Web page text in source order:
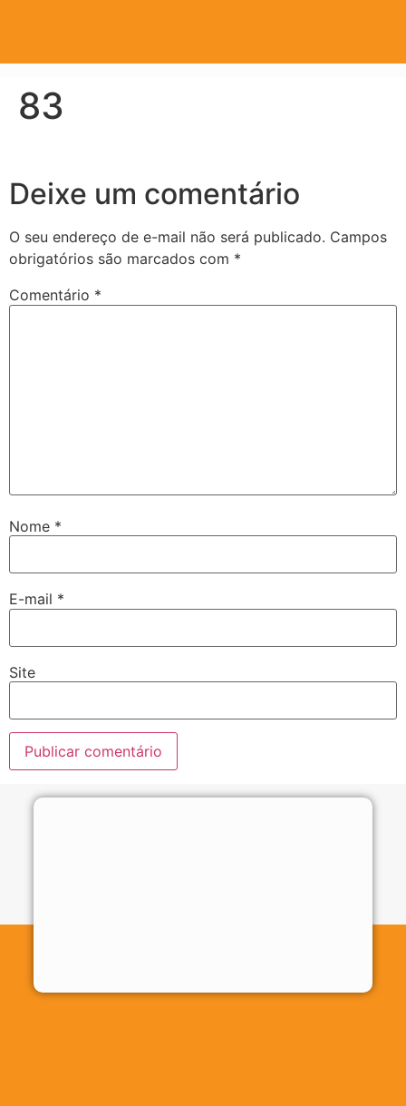
83
Deixe um comentário
O seu endereço de e-mail não será publicado. Campos
obrigatórios são marcados com *
Comentário *
Nome *
E-mail *
Site